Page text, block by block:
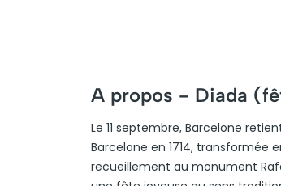
A propos - Diada
Le 11 septembre, Barcelone
Barcelone en 1714,
recueillement au monument